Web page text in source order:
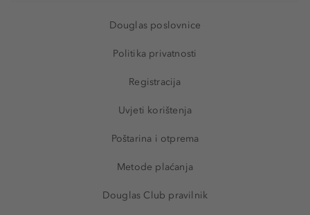
Douglas poslovnice
Politika privatnosti
Registracija
Uvjeti korištenja
Poštarina i otprema
Metode plaćanja
Douglas Club pravilnik